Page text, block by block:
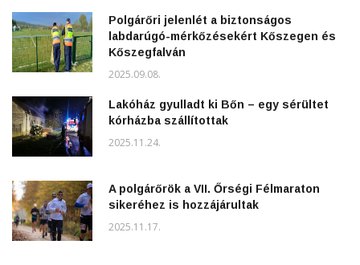
Polgárőri jelenlét a biztonságos
labdarúgó-mérkőzésekért Kőszegen és
Kőszegfalván
2025.09.08.
Lakóház gyulladt ki Bőn – egy sérültet
kórházba szállítottak
2025.11.24.
A polgárőrök a VII. Őrségi Félmaraton
sikeréhez is hozzájárultak
2025.11.17.